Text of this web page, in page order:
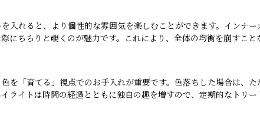
入れると、より個性的な雰囲気を楽しむことができます。インナ
にちらりと覗くのが魅力です。これにより、全体の均衡を崩すこ
を「育てる」視点でのお手入れが重要です。色落ちした場合は、
ライトは時間の経過とともに独自の趣を増すので、定期的なトリ